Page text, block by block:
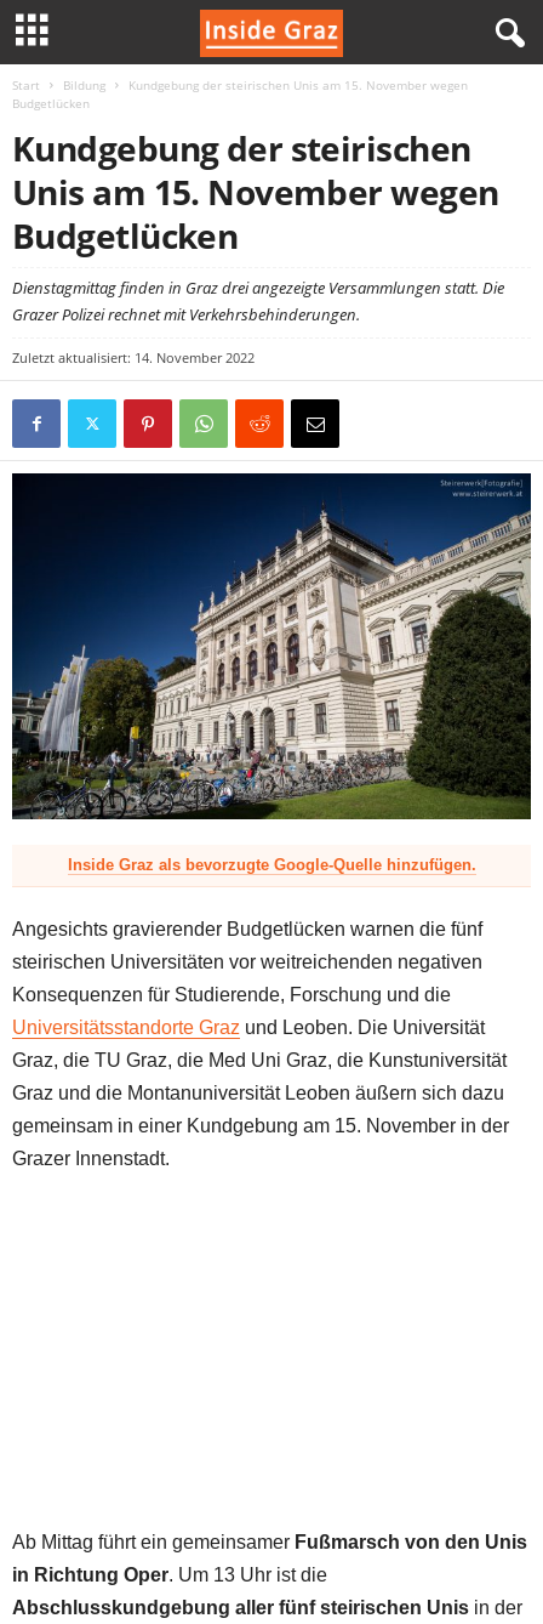
r
Start Bildung
Kundgebung der steirischen Unis am 15. November wegen
Budgetlücken
Kundgebung der steirischen
Unis am 15. November wegen
Budgetlücken
Dienstagmittag finden in Graz drei angezeigte Versammlungen statt. Die
Grazer Polizei rechnet mit Verkehrsbehinderungen.
Zuletzt aktualisiert: 14. November 2022
Inside Graz als bevorzugte Google-Quelle hinzufügen.
Angesichts gravierender Budgetlücken warnen die fünf
steirischen Universitäten vor weitreichenden negativen
Konsequenzen für Studierende, Forschung und die
Universitätsstandorte Graz und Leoben. Die Universität
Graz, die TU Graz, die Med Uni Graz, die Kunstuniversität
Graz und die Montanuniversität Leoben äußern sich dazu
gemeinsam in einer Kundgebung am 15. November in der
Grazer Innenstadt.
Ab Mittag führt ein gemeinsamer Fußmarsch von den Unis
in Richtung Oper. Um 13 Uhr ist die
Abschlusskundgebung aller fünf steirischen Unis in der